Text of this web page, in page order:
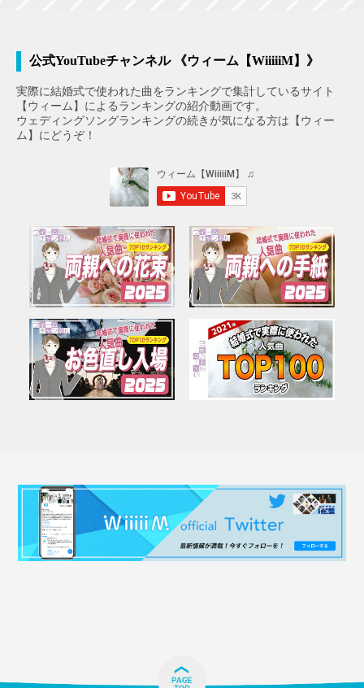
公式YouTubeチャンネル 《ウィーム【WiiiiiM】》
実際に結婚式で使われた曲をランキングで集計しているサイト
【ウィーム】によるランキングの紹介動画です。
ウェディングソングランキングの続きが気になる方は【ウィー
ム】にどうぞ！